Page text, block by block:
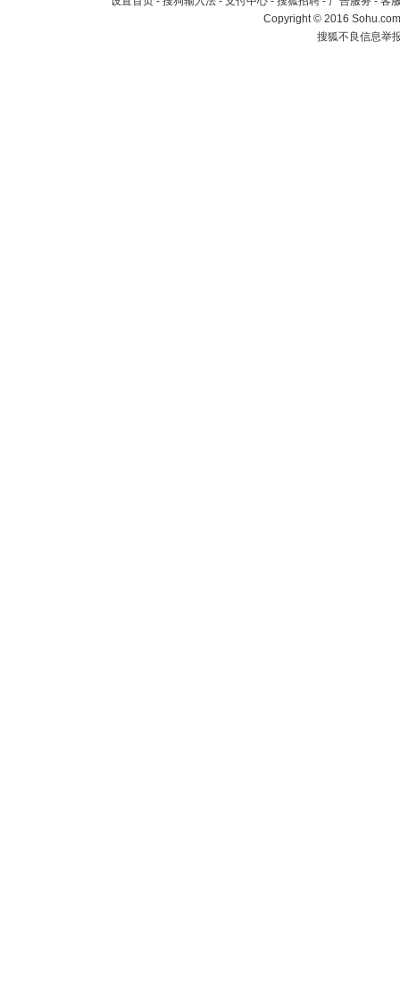
Copyright©2016
搜狐不良信息举